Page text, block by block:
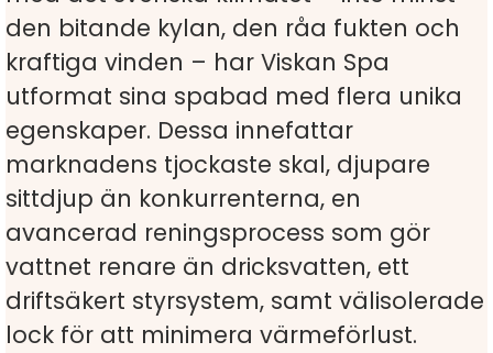
den bitande kylan, den råa fukten och
kraftiga vinden – har Viskan Spa
utformat sina spabad med flera unika
egenskaper. Dessa innefattar
marknadens tjockaste skal, djupare
sittdjup än konkurrenterna, en
avancerad reningsprocess som gör
vattnet renare än dricksvatten, ett
driftsäkert styrsystem, samt välisolerade
lock för att minimera värmeförlust.